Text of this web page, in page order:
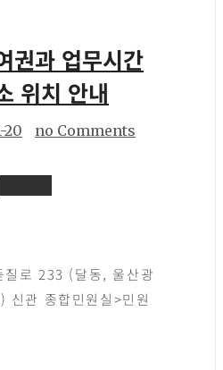
권과 업무시간
위치 안내
20 no Comments
질로 233 (달동, 울산광
신관 종합민원실>민원